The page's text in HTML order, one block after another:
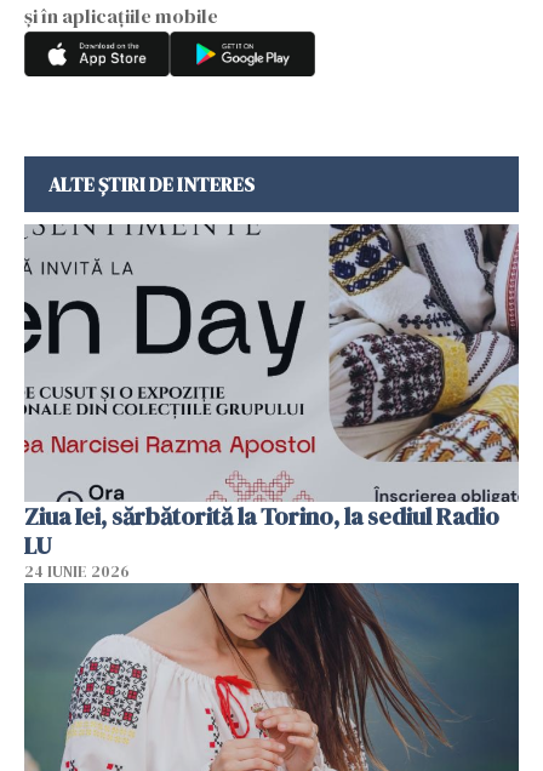
și în aplicațiile mobile
ALTE ȘTIRI DE INTERES
Ziua Iei, sărbătorită la Torino, la sediul Radio
LU
24 IUNIE 2026